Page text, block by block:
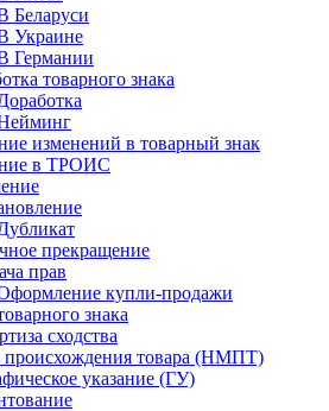
Беларуси
Украине
Германии
товарного знака
изменений в товарный знак
в ТРОИС
прекращение
прав
купли-продажи
знака
сходства
происхождения товара (НМПТ)
указание (ГУ)